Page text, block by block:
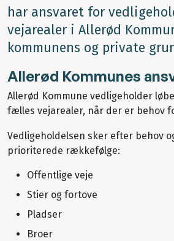
har ansvaret for
vejarealer i Allerød
kommunens og private
Allerød Kommunes
Allerød Kommune vedligeholder
fælles vejarealer, når der er behov
Vedligeholdelsen sker efter behov
prioriterede rækkefølge:
Offentlige veje
Stier og fortove
Pladser
Broer